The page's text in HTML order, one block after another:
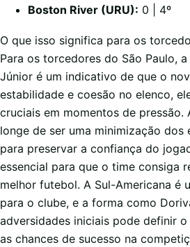
Boston River (URU): 0 | 4º
O que isso significa para os
Para os torcedores do São Paulo,
Júnior é um indicativo de que o
estabilidade e coesão no elenco,
cruciais em momentos de pressão.
longe de ser uma minimização dos
para preservar a confiança do
essencial para que o time consiga
melhor futebol. A Sul-Americana é
para o clube, e a forma como
adversidades iniciais pode definir
as chances de sucesso na